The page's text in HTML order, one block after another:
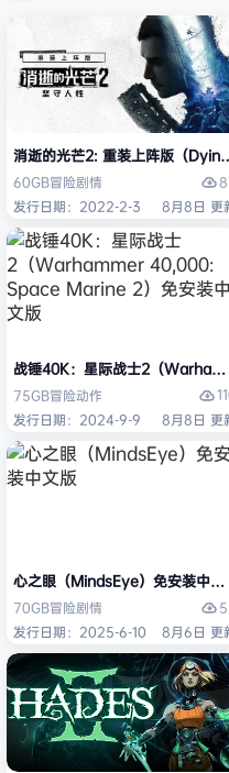
消逝的光芒2: 重装上阵版（
60GB冒险剧情
发行日期：2022-2-3
8月8日 更
战锤40K：星际战士2（
75GB冒险动作
发行日期：2024-9-9
8月8日 更
心之眼（MindsEye）免安装中文版
70GB冒险剧情
发行日期：2025-6-10
8月6日 更